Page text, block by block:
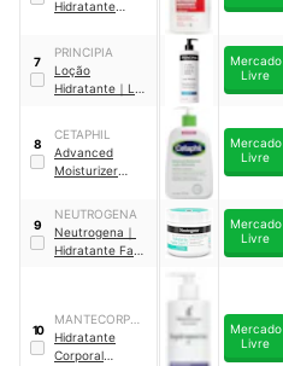
Hidratante
7
PRINCIPIA
Loção
Hidratante ｜ LH-
Mercado
Livre
8
CETAPHIL
Advanced
Moisturizer
Hidratante
Mercado
Livre
9
NEUTROGENA
Neutrogena ｜
Hidratante Facial
Mercado
Livre
10
MANTECORP
SKINCARE
Hidratante
Corporal
Mercado
Livre